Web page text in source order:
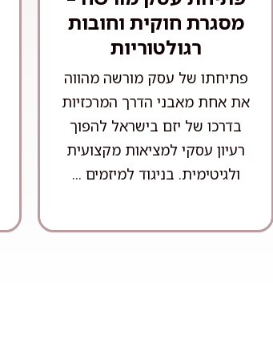
מסגרת חוקית וחובות
רגולטוריות
פתיחתו של עסק מורשה מהווה
את אחת מאבני הדרך המרכזיות
בדרכו של יזם בישראל להפוך
רעיון עסקי למציאות מקצועית
ולגיטימית. בניגוד למיזמים ...